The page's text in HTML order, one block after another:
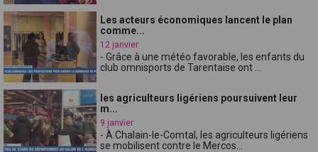
Les acteurs économiques lancent le plan
comme...
12 janvier
- Grâce à une météo favorable, les enfants du
club omnisports de Tarentaise ont ...
les agriculteurs ligériens poursuivent leur
m...
9 janvier
- À Chalain-le-Comtal, les agriculteurs ligériens
se mobilisent contre le Mercos...